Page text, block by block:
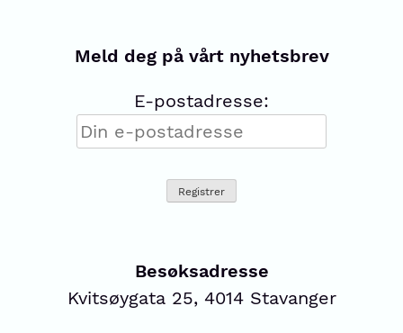
Meld deg på vårt nyhetsbrev
E-postadresse:
Besøksadresse
Kvitsøygata 25, 4014 Stavanger